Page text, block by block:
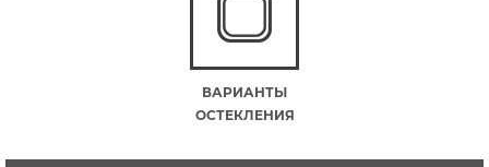
ВАРИАНТЫ
ОСТЕКЛЕНИЯ